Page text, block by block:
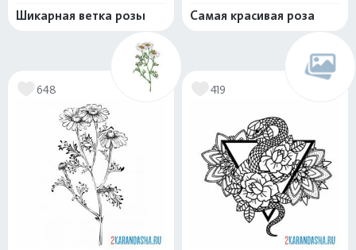
Шикарная ветка розы Самая красивая роза
648 419